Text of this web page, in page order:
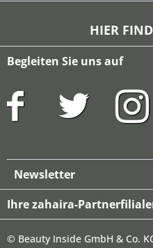
HIER
Begleiten Sie uns auf
Newsletter
Ihre zahaira-
© Beauty Inside GmbH & Co.